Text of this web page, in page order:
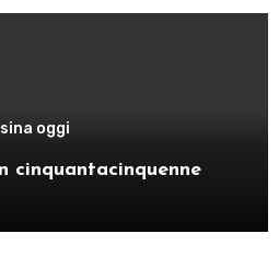
oggi
cinquantacinquenne